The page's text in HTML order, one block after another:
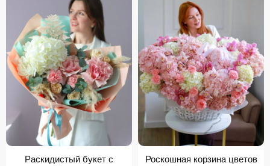
Раскидистый букет с
Роскошная корзина цветов